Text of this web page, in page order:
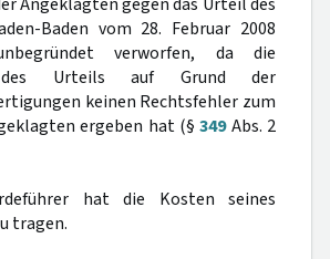
Baden vom 28. Februar 2008
verworfen, da die
des Urteils auf Grund der
keinen Rechtsfehler zum
ergeben hat (§349Abs. 2
hat die Kosten seines
tragen.